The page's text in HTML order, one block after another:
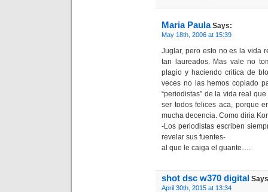
Maria PaulaSays:
May 18th, 2006 at 15:39
Juglar, pero esto no es la vida
tan laureados. Mas vale no
plagio y haciendo critica de
veces no las hemos copiado
“periodistas” de la vida real
ser todos felices aca, porque
mucha decencia. Como diria
-Los periodistas escriben
revelar sus fuentes-
al que le caiga el guante….
shot dsc w370 digital
April 30th, 2015 at 13:34